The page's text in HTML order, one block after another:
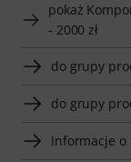
pokaż
- 2000 zł
do grupy
do grupy
Informacje